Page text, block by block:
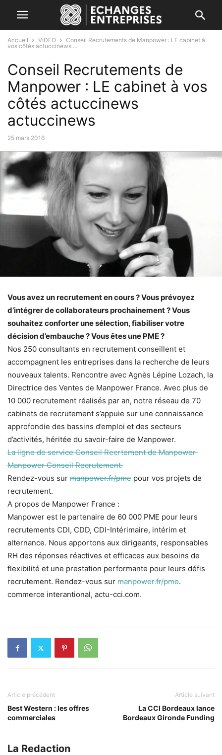
Accueil VIDEO
Conseil Recrutements de Manpower : LE cabinet à
vos côtés actuccinews ...
Conseil Recrutements de
Manpower : LE cabinet à vos
côtés actuccinews
actuccinews
25 mars 2016
Vous avez un recrutement en cours ? Vous prévoyez
d’intégrer de collaborateurs prochainement ? Vous
souhaitez conforter une sélection, fiabiliser votre
décision d’embauche ? Vous êtes une PME ?
Nos 250 consultants en recrutement conseillent et
accompagnent les entreprises dans la recherche de leurs
nouveaux talents. Rencontre avec Agnès Lépine Lozach, la
Directrice des Ventes de Manpower France. Avec plus de
10 000 recrutement réalisés par an, notre réseau de 70
cabinets de recrutement s’appuie sur une connaissance
approfondie des bassins d’emploi et des secteurs
d’activités, héritée du savoir-faire de Manpower.
La ligne de service Conseil Recrtement de Manpower
Manpower Conseil Recrutement.
Rendez-vous sur manpower.fr/pme pour vos projets de
recrutement.
A propos de Manpower France :
Manpower est le partenaire de 60 000 PME pour leurs
recrutements CDI, CDD, CDI-Intérimaire, intérim et
alternance. Nous apportons aux dirigeants, responsables
RH des réponses réactives et efficaces aux besoins de
flexibilité et une prestation performante pour leurs défis
recrutement. Rendez-vous sur manpower.fr/pme.
commerce interantional, actu-cci.com.
Article précédent
Best Western : les offres
commerciales
Article suivant
La CCI Bordeaux lance
Bordeaux Gironde Funding
La Redaction